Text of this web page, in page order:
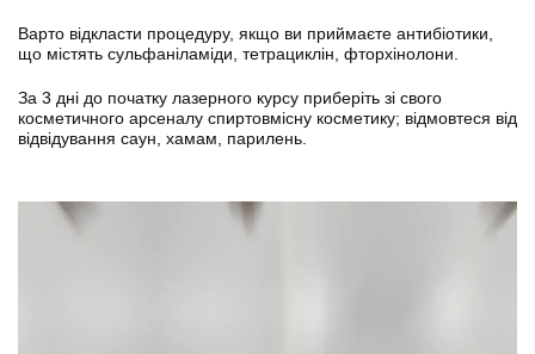
Варто відкласти процедуру, якщо ви приймаєте антибіотики,
що містять сульфаніламіди, тетрациклін, фторхінолони.
За 3 дні до початку лазерного курсу приберіть зі свого
косметичного арсеналу спиртовмісну косметику; відмовтеся від
відвідування саун, хамам, парилень.